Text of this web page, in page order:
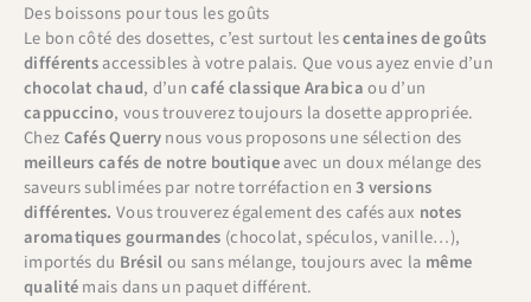
Des boissons pour tous les goûts
Le bon côté des dosettes, c’est surtout lescentaines de goûts
différentsaccessibles à votre palais. Que vous ayez envie d’un
chocolat chaud, d’uncafé classique Arabicaou d’un
cappuccino, vous trouverez toujours la dosette appropriée.
ChezCafés Querrynous vous proposons une sélection des
meilleurs cafés de notre boutiqueavec un doux mélange des
saveurs sublimées par notre torréfaction en3 versions
différentes. Vous trouverez également des cafés aux notes
aromatiques gourmandes (chocolat, spéculos, vanille…),
importés du Brésilou sans mélange, toujours avec la même
qualitémais dans un paquet différent.